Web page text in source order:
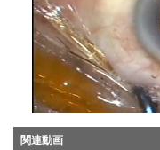
関連動画